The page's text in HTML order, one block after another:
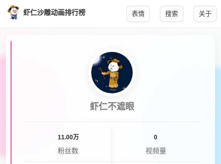
虾仁沙雕动画排行榜 表情 搜索 关于
虾仁不遮眼
11.00万
粉丝数
0
视频量